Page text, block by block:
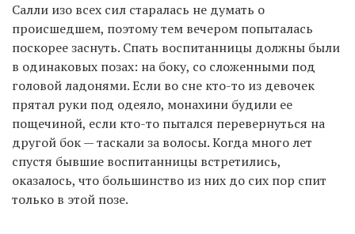
Салли изо всех сил старалась не думать о
происшедшем, поэтому тем вечером попыталась
поскорее заснуть. Спать воспитанницы должны были
в одинаковых позах: на боку, со сложенными под
головой ладонями. Если во сне кто-то из девочек
прятал руки под одеяло, монахини будили ее
пощечиной, если кто-то пытался перевернуться на
другой бок — таскали за волосы. Когда много лет
спустя бывшие воспитанницы встретились,
оказалось, что большинство из них до сих пор спит
только в этой позе.